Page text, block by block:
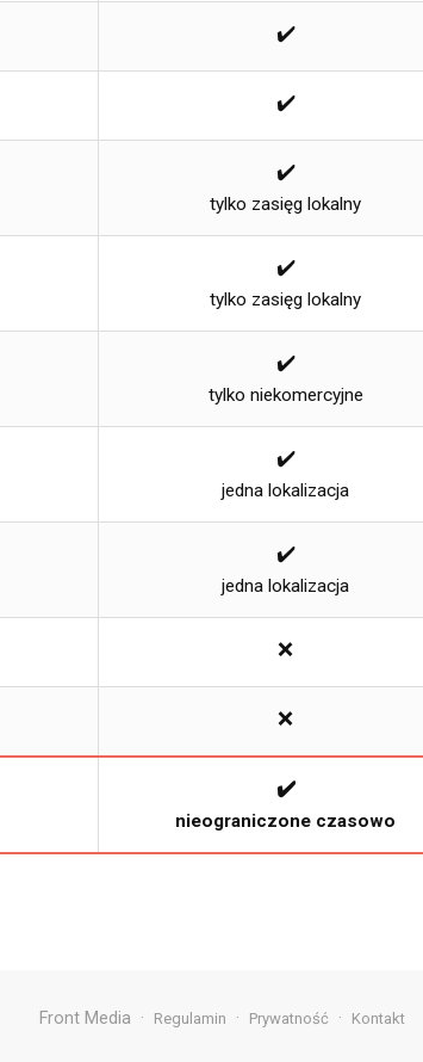
✔️
✔️
✔️
tylko zasięg lokalny
✔️
tylko zasięg lokalny
✔️
tylko niekomercyjne
✔️
jedna lokalizacja
✔️
jedna lokalizacja
❌
❌
✔️
nieograniczone czasowo
Front Media · Regulamin · Prywatność · Kontakt